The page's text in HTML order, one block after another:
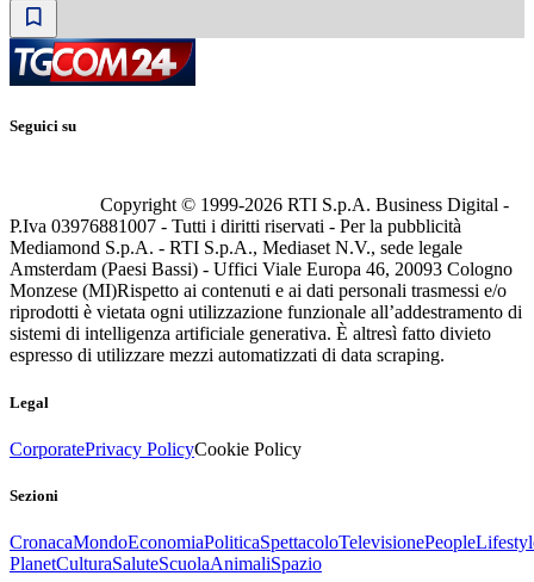
Seguici su
Copyright © 1999-2026 RTI S.p.A. Business Digital -
P.Iva 03976881007 - Tutti i diritti riservati - Per la pubblicità
Mediamond S.p.A. - RTI S.p.A., Mediaset N.V., sede legale
Amsterdam (Paesi Bassi) - Uffici Viale Europa 46, 20093 Cologno
Monzese (MI)Rispetto ai contenuti e ai dati personali trasmessi e/o
riprodotti è vietata ogni utilizzazione funzionale all’addestramento di
sistemi di intelligenza artificiale generativa. È altresì fatto divieto
espresso di utilizzare mezzi automatizzati di data scraping.
Legal
CorporatePrivacy PolicyCookie Policy
Sezioni
CronacaMondoEconomiaPoliticaSpettacoloTelevisionePeople
PlanetCulturaSaluteScuolaAnimaliSpazio